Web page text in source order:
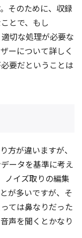
そのために、収録
とで、もし
切な処理が必要な
ーについて詳しく
要だということは
方が違いますが、
ータを基準に考え
ノイズ取りの編集
が多いですが、そ
ては鼻なりだった
声を聞くとかなり